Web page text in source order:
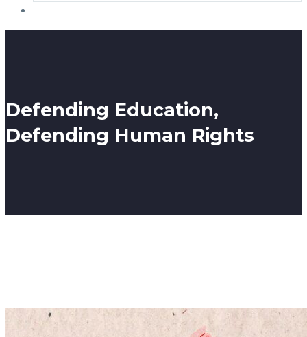
Defending Education,
Defending Human Rights